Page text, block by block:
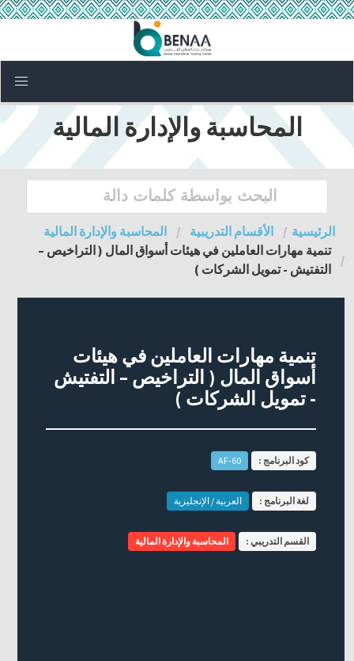
المحاسبة والإدارة المالية
الرئيسية الأقسام التدريبية
المحاسبة والإدارة المالية
تنمية مهارات العاملين في هيئات أسواق المال ( التراخيص –
التفتيش - تمويل الشركات )
تنمية مهارات العاملين في هيئات
أسواق المال ( التراخيص – التفتيش
- تمويل الشركات )
كود البرنامج : AF-60
لغة البرنامج : العربية / الإنجليزية
القسم التدريبي : المحاسبة والإدارة المالية